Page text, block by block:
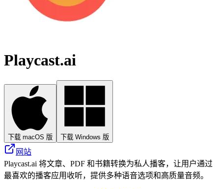
Playcast.ai
下载 macOS 版 下载 Windows 版
网站
Playcast.ai 将文章、PDF 和书籍转换为私人播客，让用户通过
最喜欢的播客应用收听，提供多种语音选项和高质量音频。